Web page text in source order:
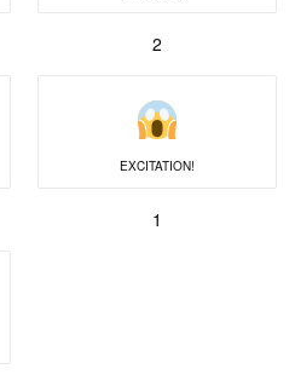
2
EXCITATION!
1